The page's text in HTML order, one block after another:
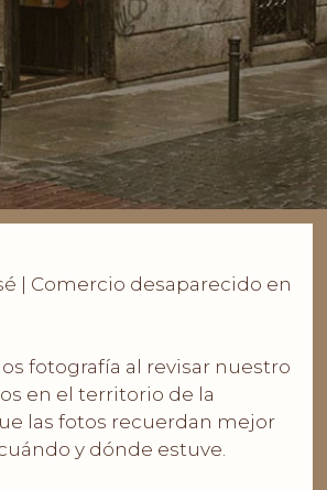
| Comercio desaparecido en
fotografía al revisar nuestro
en el territorio de la
las fotos recuerdan mejor
y dónde estuve.